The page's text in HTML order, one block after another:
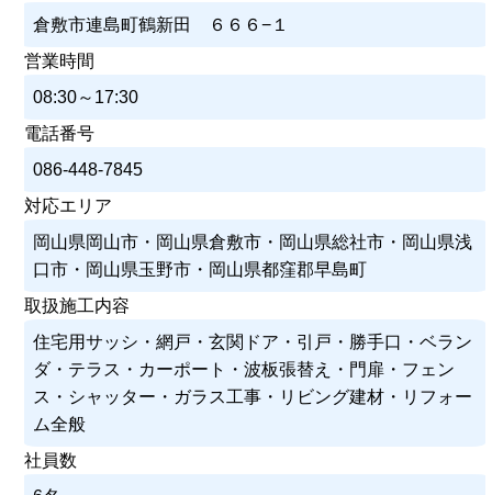
倉敷市連島町鶴新田 ６６６−１
営業時間
08:30～17:30
電話番号
086-448-7845
対応エリア
岡山県岡山市・岡山県倉敷市・岡山県総社市・岡山県浅
口市・岡山県玉野市・岡山県都窪郡早島町
取扱施工内容
住宅用サッシ・網戸・玄関ドア・引戸・勝手口・ベラン
ダ・テラス・カーポート・波板張替え・門扉・フェン
ス・シャッター・ガラス工事・リビング建材・リフォー
ム全般
社員数